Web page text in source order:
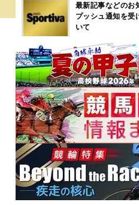
最新記事などの
プッシュ通知を受
いて